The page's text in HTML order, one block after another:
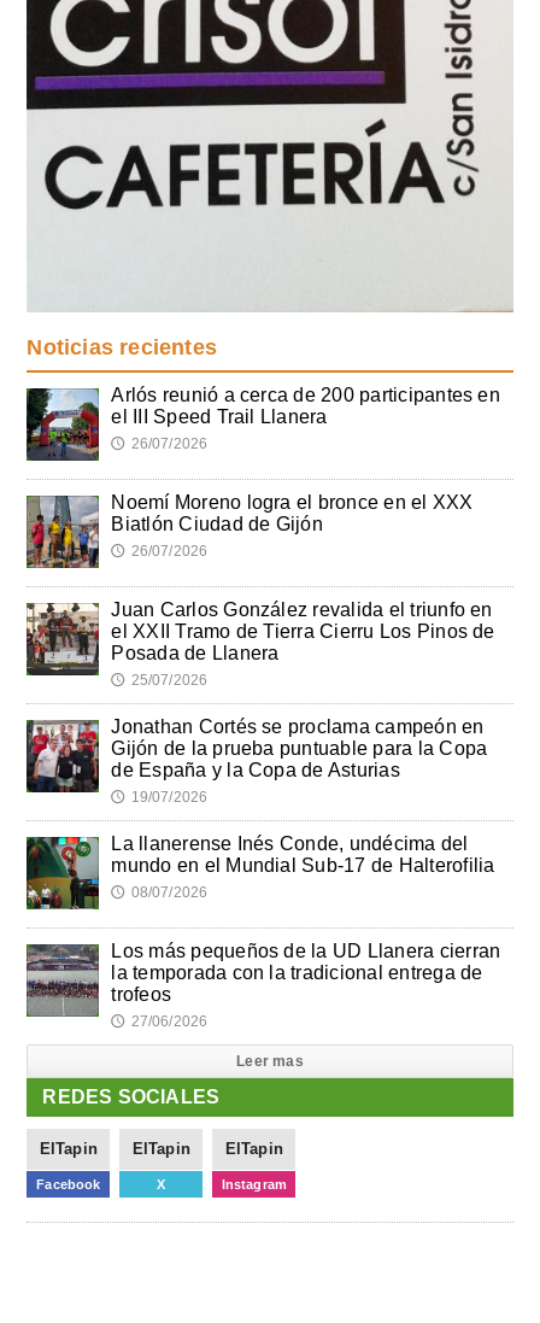
Noticias recientes
Arlós reunió a cerca de 200 participantes en
el III Speed Trail Llanera
🕔 26/07/2026
Noemí Moreno logra el bronce en el XXX
Biatlón Ciudad de Gijón
🕔 26/07/2026
Juan Carlos González revalida el triunfo en
el XXII Tramo de Tierra Cierru Los Pinos de
Posada de Llanera
🕔 25/07/2026
Jonathan Cortés se proclama campeón en
Gijón de la prueba puntuable para la Copa
de España y la Copa de Asturias
🕔 19/07/2026
La llanerense Inés Conde, undécima del
mundo en el Mundial Sub-17 de Halterofilia
🕔 08/07/2026
Los más pequeños de la UD Llanera cierran
la temporada con la tradicional entrega de
trofeos
🕔 27/06/2026
Leer mas
REDES SOCIALES
ElTapin
Facebook
ElTapin
X
ElTapin
Instagram